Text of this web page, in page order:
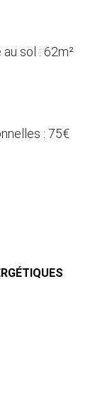
au sol : 62m²
: 75€